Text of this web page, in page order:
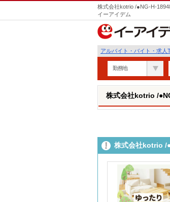
株式会社kotrio /●NG-H-
イーアイデム
アルバイト・バイト・求人
勤務地
株式会社kotrio /
株式会社kotrio /